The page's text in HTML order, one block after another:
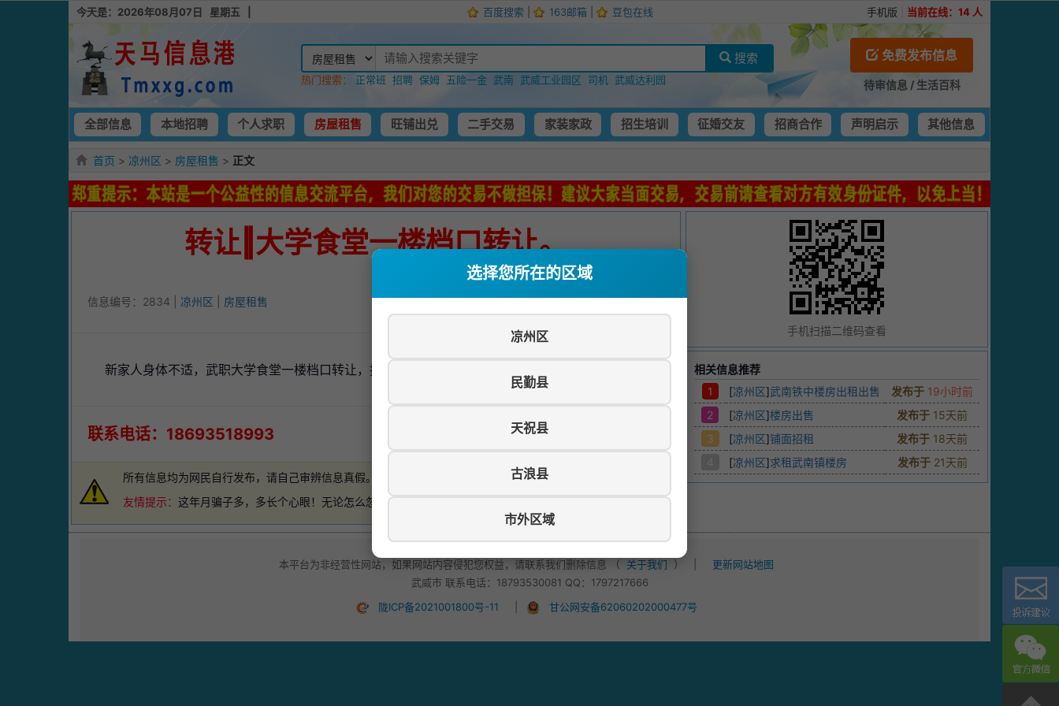
今天是：2026年08月07日 星期五 | 百度搜索 163邮箱 豆包在线 手机版 当前在线： 14 人
搜索
热门搜索： 正常班 招聘 保姆 五险一金 武南 武威工业园区 司机 武威达利园
免费发布信息
待审信息 / 生活百科
选择您所在的区域
凉州区
民勤县
天祝县
古浪县
市外区域
全部信息 本地招聘 个人求职 房屋租售 旺铺出兑 二手交易 家装家政 招生培训 征婚交友 招商合作 声明启示 其他信息
首页 > 凉州区 > 房屋租售 > 正文
转让‖大学食堂一楼档口转让。
信息编号：2834 | 凉州区 房屋租售 发布时间：2026-05-25 08:35:47
新家人身体不适，武职大学食堂一楼档口转让，接受即可经营，转让费面议！
联系电话：18693518993
所有信息均为网民自行发布，请自己审辨信息真假。
友情提示： 这年月骗子多，多长个心眼！无论怎么忽悠，不要轻易付款！
手机扫描二维码查看
相关信息推荐
1
[凉州区]武南铁中楼房出租出售 发布于 19小时前
2
[凉州区]楼房出售 发布于 15天前
3
[凉州区]铺面招租 发布于 18天前
[凉州区]求租武南镇楼房 发布于 21天前
本平台为非经营性网站，如果网站内容侵犯您权益，请联系我们删除信息 （ 关于我们 ）
更新网站地图
武威市 联系电话：18793530081 QQ：1797217666
陇ICP备2021001800号-11
甘公网安备62060202000477号